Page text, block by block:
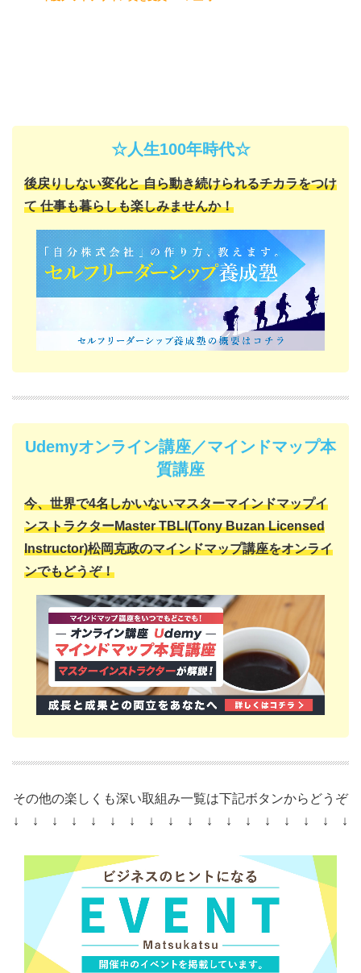
☆人生100年時代☆
後戻りしない変化と自ら動き続けられるチカラをつけ
て仕事も暮らしも楽しみませんか！
Udemyオンライン講座／マインドマップ本
質講座
今、世界で4名しかいないマスターマインドマップイ
ンストラクターMaster TBLI(Tony Buzan Licensed
Instructor)松岡克政のマインドマップ講座をオンライ
ンでもどうぞ！
その他の楽しくも深い取組み一覧は下記ボタンからどうぞ
↓ ↓ ↓ ↓ ↓ ↓ ↓ ↓ ↓ ↓ ↓ ↓ ↓ ↓ ↓ ↓ ↓ ↓